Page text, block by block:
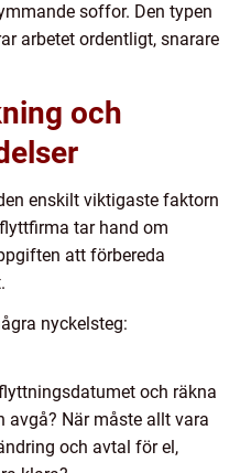
soffor. Den typen
arbetet ordentligt, snarare
och
enskilt viktigaste faktorn
tar hand om
att förbereda
nyckelsteg:
och räkna
avgå? När måste allt vara
och avtal för el,